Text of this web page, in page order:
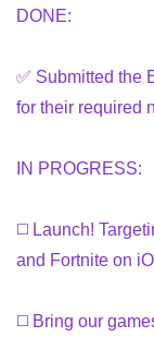
DONE:
✅ Submitted the
for their required
IN PROGRESS:
◻️ Launch!
and Fortnite on
◻️ Bring our